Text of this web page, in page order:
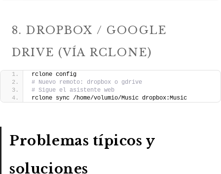
8. DROPBOX / GOOGLE
DRIVE (VÍA RCLONE)
rclone config
# Nuevo remoto: dropbox o gdrive
# Sigue el asistente web
rclone sync /home/volumio/Music dropbox:Music
Problemas típicos y
soluciones